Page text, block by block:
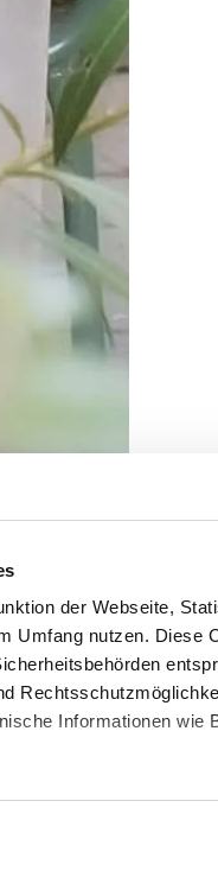
der Webseite,
Umfang nutzen.
Informationen